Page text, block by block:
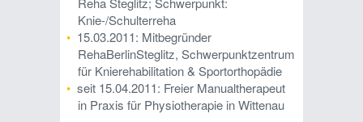
Knie-/Schulterreha
15.03.2011: Mitbegründer
RehaBerlinSteglitz, Schwerpunktzentrum
für Knierehabilitation & Sportorthopädie
seit 15.04.2011: Freier Manualtherapeut
in Praxis für Physiotherapie in Wittenau